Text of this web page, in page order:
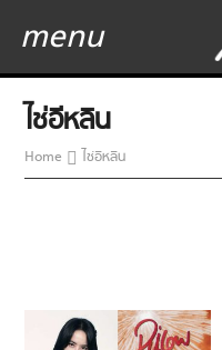
menu
ไช่อีหลิน
Home ไช่อีหลิน